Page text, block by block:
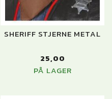
SHERIFF STJERNE METAL
25,00
PÅ LAGER